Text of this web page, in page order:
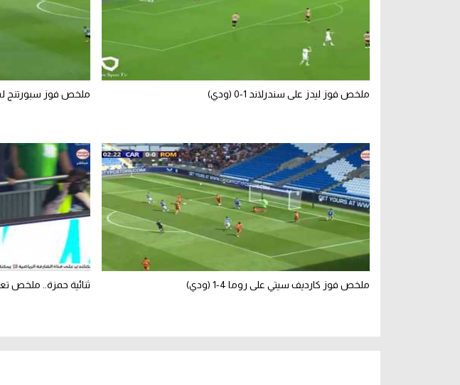
ملخص فوز ليدز على سندرلاند 1-0 (ودي) ملخص فوز سبورتنج
ملخص فوز كارديف سيتي على روما 4-1 (ودي) ثنائية حمزة.. ملخص